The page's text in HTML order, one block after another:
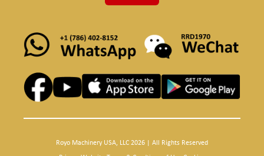
Royo Machinery USA, LLC 2026 | All Rights Reserved